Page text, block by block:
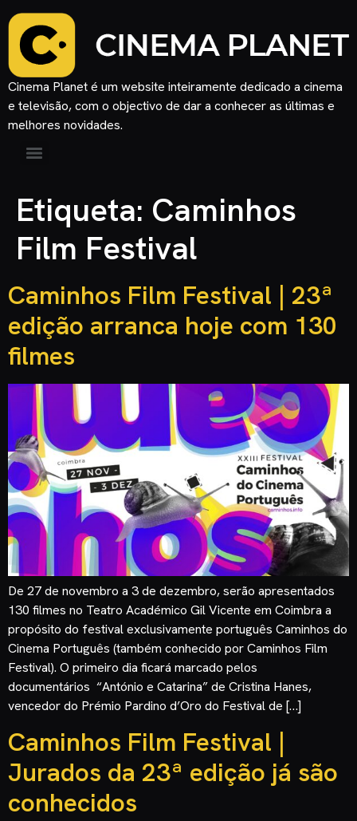
Cinema Planet é um website inteiramente dedicado a cinema
e televisão, com o objectivo de dar a conhecer as últimas e
melhores novidades.
Etiqueta: Caminhos
Film Festival
Caminhos Film Festival | 23ª
edição arranca hoje com 130
filmes
De 27 de novembro a 3 de dezembro, serão apresentados
130 filmes no Teatro Académico Gil Vicente em Coimbra a
propósito do festival exclusivamente português Caminhos do
Cinema Português (também conhecido por Caminhos Film
Festival). O primeiro dia ficará marcado pelos
documentários “António e Catarina” de Cristina Hanes,
vencedor do Prémio Pardino d’Oro do Festival de […]
Caminhos Film Festival |
Jurados da 23ª edição já são
conhecidos